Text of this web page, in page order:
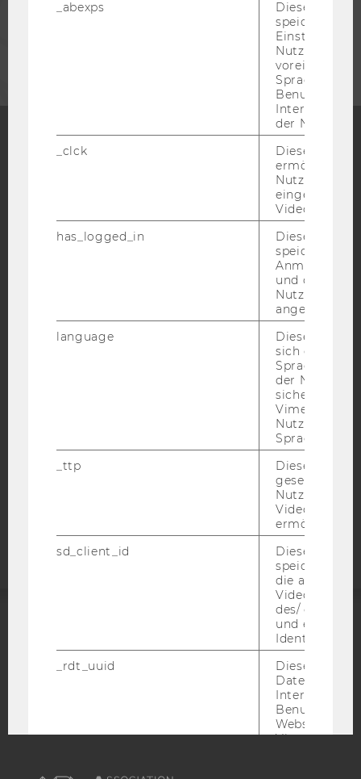
Blog
YouTube NewsletterBluesky
IMPRESSUM
BARRIEREFREIHEITSERKLÄRUNG WEBSEITE
DATENSCHUTZERKLÄRUNG SOCIAL MEDIA
STUDIENBEWERBER*INNEN UND STUDIERENDE
Barrierefreiheitserklärung
EQUIS
_abexps
Dieses Cookie
speichert
Nutzer*in, zB.
Sprache,
der Nutzer*in
_clck
Dieses Cookie
ermöglicht
Nutzung des
Video Players
has_logged_in
Dieses Cookie
speichert
und ob sich
Nutzer*in
angemeldet
language
Dieses
sich die
der
Vimeo in der
Nutzer
Sprache
_ttp
Dieser
gesetzt, um
Nutzung des
Videoplayers
ermöglichen
sd_client_id
Dieses Cookie
speichert
die aktuellen
des/ der
und einen
_rdt_uuid
Dieses
Daten über
Interaktionen
Websites, auf
Vimeo-Video